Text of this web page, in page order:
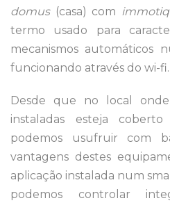
domus(casa) com
termo usado para
mecanismos automáticos
funcionando através do wi-fi.
Desde que no local onde
instaladas esteja
podemos usufruir com
vantagens destes
aplicação instalada num
podemos controlar